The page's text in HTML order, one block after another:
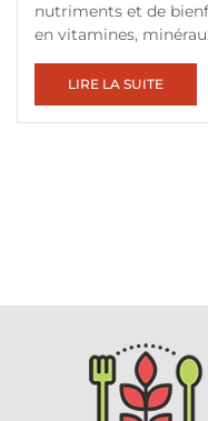
nutriments et de
en vitamines,
LIRE LA SUITE